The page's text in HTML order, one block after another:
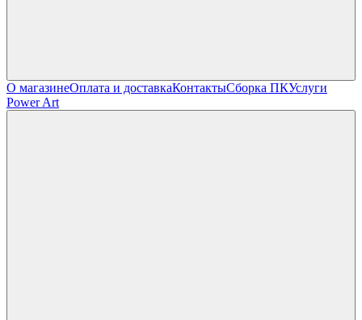
О магазинеОплата и доставкаКонтактыСборка ПКУслуги
Power Art